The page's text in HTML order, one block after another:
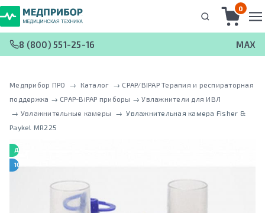
0
8 (800) 551-25-16 MAX
Медприбор ПРО → Каталог → CPAP/BIPAP Терапия и респираторная
поддержка → CPAP-BiPAP приборы → Увлажнители для ИВЛ
→ Увлажнительные камеры → Увлажнительная камера Fisher &
Paykel MR225
ДЛЯ ДЕТЕЙ
10 ШТУК